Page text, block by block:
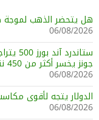
هل يتحضر الذهب
06/08/2026
جونز يخسر أكثر من 450 نقطة
06/08/2026
الدولار يتجه لأقوى
06/08/2026